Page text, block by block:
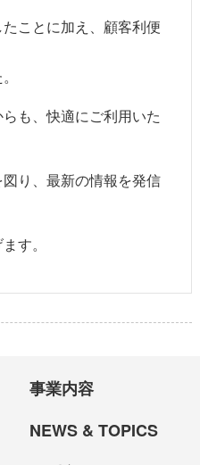
ことに加え、顧客利便
も、快適にご利用いた
り、最新の情報を発信
す。
事業内容
NEWS & TOPICS